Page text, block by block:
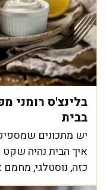
בלינצ'ס רומני
בבית
יש מתכונים
איך הבית נהיה שקט
כזה, נוסטלגי,